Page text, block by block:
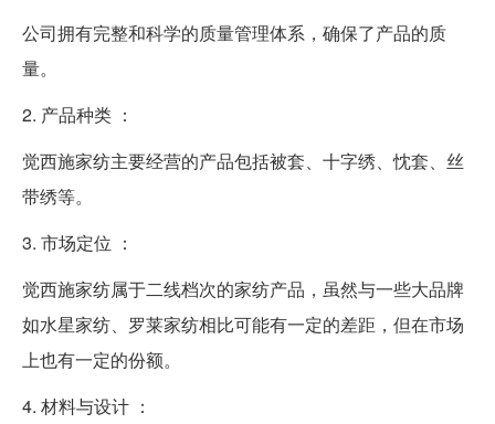
公司拥有完整和科学的质量管理体系，确保了产品的质
量。
2. 产品种类 ：
觉西施家纺主要经营的产品包括被套、十字绣、忱套、丝
带绣等。
3. 市场定位 ：
觉西施家纺属于二线档次的家纺产品，虽然与一些大品牌
如水星家纺、罗莱家纺相比可能有一定的差距，但在市场
上也有一定的份额。
4. 材料与设计 ：